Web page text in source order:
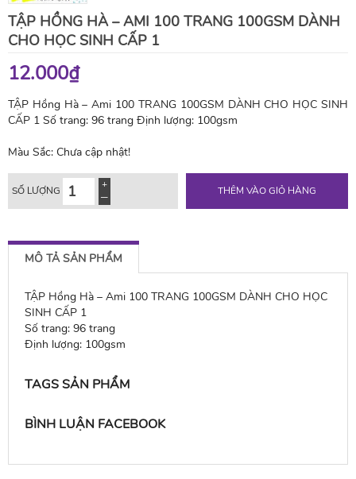
TẬP HỒNG HÀ – AMI 100 TRANG 100GSM DÀNH
CHO HỌC SINH CẤP 1
12.000₫
TẬP Hồng Hà – Ami 100 TRANG 100GSM DÀNH CHO HỌC SINH
CẤP 1 Số trang: 96 trang Định lượng: 100gsm
Màu Sắc: Chưa cập nhật!
SỐ LƯỢNG THÊM VÀO GIỎ HÀNG
MÔ TẢ SẢN PHẨM
TẬP Hồng Hà – Ami 100 TRANG 100GSM DÀNH CHO HỌC
SINH CẤP 1
Số trang: 96 trang
Định lượng: 100gsm
TAGS SẢN PHẨM
BÌNH LUẬN FACEBOOK